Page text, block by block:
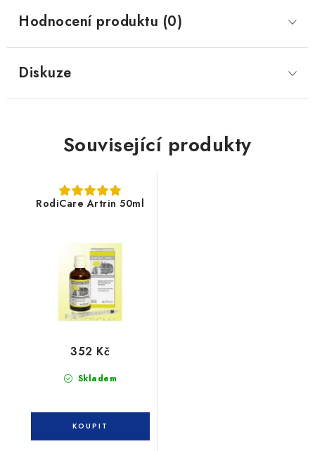
Hodnocení produktu (0)
Diskuze
Související produkty
RodiCare Artrin 50ml
Skladem
352 Kč